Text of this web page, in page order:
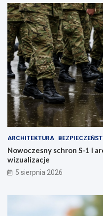
k
t
ó
r
a
z
m
i
e
n
m
i
s
t
o
!
c
h
–
z
a
d
b
a
j
o
s
w
o
e
z
d
r
i
ARCHITEKTURA
Nowoczesny schron S-1 i
wizualizacje
5 sierpnia 2026